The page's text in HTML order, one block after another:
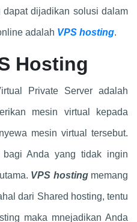
dapat dijadikan solusi dalam
adalah VPS hosting.
Hosting
Private Server adalah
mesin virtual kepada
mesin virtual tersebut.
Anda yang tidak ingin
VPS hosting memang
dari Shared hosting, tentu
maka mnejadikan Anda